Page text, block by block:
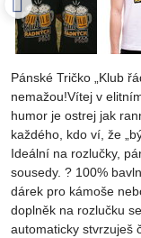
Pánské Tričko „Klub
nemažou!Vítej v
humor je ostrej jak
každého, kdo ví, že
Ideální na rozlučky,
sousedy. ? 100%
dárek pro kámoše
doplněk na rozlučku
automaticky stvrzuješ